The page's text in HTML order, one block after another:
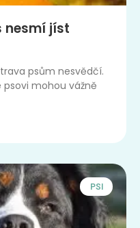
nesmí jíst
psům nesvědčí.
mohou vážně
PSI